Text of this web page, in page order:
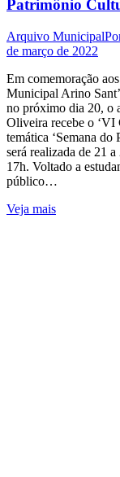
Patrimônio
Arquivo Municipal
de março de 2022
Em comemoração
Municipal Arino
no próximo dia 20, o
Oliveira recebe o ‘VI
temática ‘Semana
será realizada de 21
17h. Voltado a
público…
Veja mais